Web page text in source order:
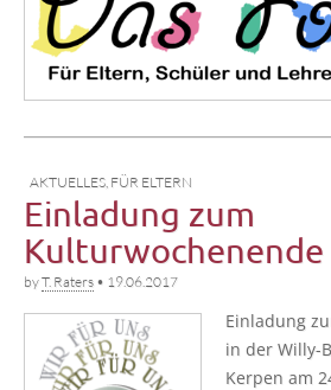
AKTUELLES, FÜR ELTERN
Einladung zum
Kulturwochenende
byT. Raters • 19.06.2017
Ein­la­dung
in der Wil­ly-
Ker­pen am